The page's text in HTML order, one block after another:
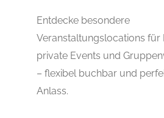
Entdecke besondere
Veranstaltungslocations für
private Events und
– flexibel buchbar und
Anlass.